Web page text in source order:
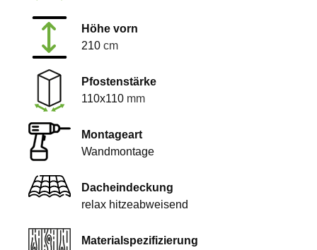
Höhe vorn
210 cm
Pfostenstärke
110x110 mm
Montageart
Wandmontage
Dacheindeckung
relax hitzeabweisend
Materialspezifizierung